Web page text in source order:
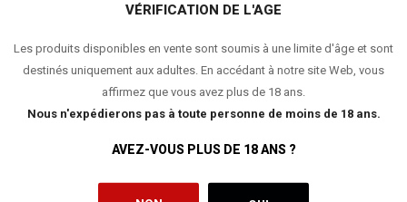
VÉRIFICATION DE L'AGE
Les produits disponibles en vente sont soumis à une limite d'âge et sont
destinés uniquement aux adultes. En accédant à notre site Web, vous
affirmez que vous avez plus de 18 ans.
Nous n'expédierons pas à toute personne de moins de 18 ans.
AVEZ-VOUS PLUS DE 18 ANS ?
Cabernet Sauvignon 2021
32,00 € 32,00 €